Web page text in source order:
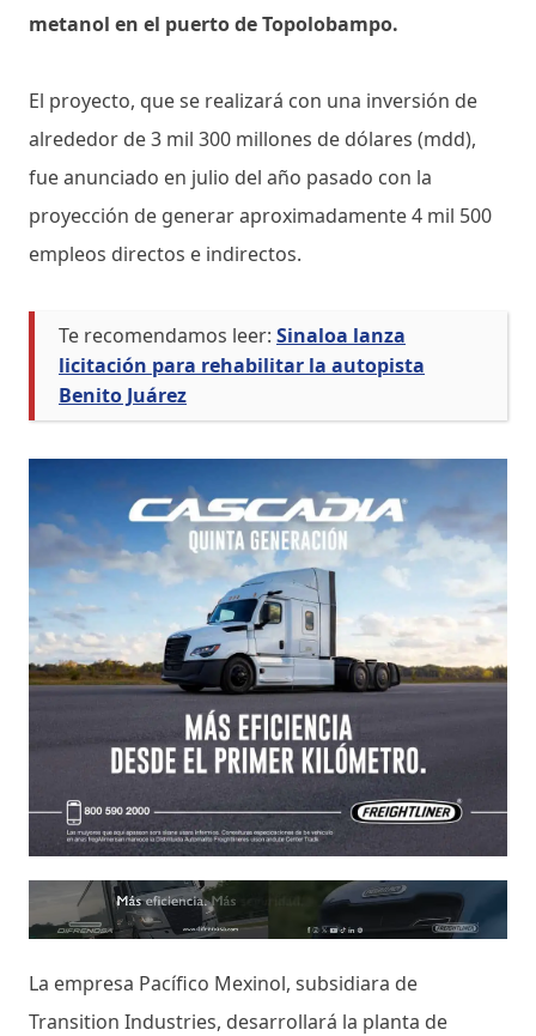
metanol en el puerto de Topolobampo.
El proyecto, que se realizará con una inversión de
alrededor de 3 mil 300 millones de dólares (mdd),
fue anunciado en julio del año pasado con la
proyección de generar aproximadamente 4 mil 500
empleos directos e indirectos.
Te recomendamos leer: Sinaloa lanza
licitación para rehabilitar la autopista
Benito Juárez
La empresa Pacífico Mexinol, subsidiara de
Transition Industries, desarrollará la planta de